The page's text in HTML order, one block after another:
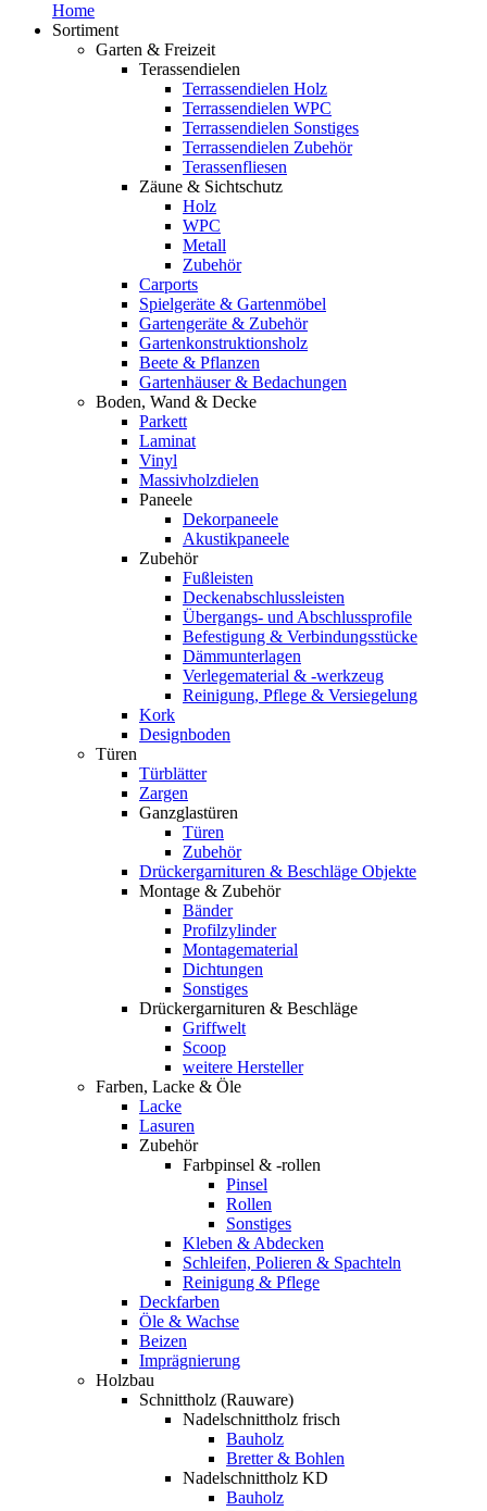
Home
Sortiment
Garten & Freizeit
Terassendielen
Terrassendielen Holz
Terrassendielen WPC
Terrassendielen Sonstiges
Terrassendielen Zubehör
Terassenfliesen
Zäune & Sichtschutz
Holz
WPC
Metall
Zubehör
Carports
Spielgeräte & Gartenmöbel
Gartengeräte & Zubehör
Gartenkonstruktionsholz
Beete & Pflanzen
Gartenhäuser & Bedachungen
Boden, Wand & Decke
Parkett
Laminat
Vinyl
Massivholzdielen
Paneele
Dekorpaneele
Akustikpaneele
Zubehör
Fußleisten
Deckenabschlussleisten
Übergangs- und Abschlussprofile
Befestigung & Verbindungsstücke
Dämmunterlagen
Verlegematerial & -werkzeug
Reinigung, Pflege & Versiegelung
Kork
Designboden
Türen
Türblätter
Zargen
Ganzglastüren
Türen
Zubehör
Drückergarnituren & Beschläge Objekte
Montage & Zubehör
Bänder
Profilzylinder
Montagematerial
Dichtungen
Sonstiges
Drückergarnituren & Beschläge
Griffwelt
Scoop
weitere Hersteller
Farben, Lacke & Öle
Lacke
Lasuren
Zubehör
Farbpinsel & -rollen
Pinsel
Rollen
Sonstiges
Kleben & Abdecken
Schleifen, Polieren & Spachteln
Reinigung & Pflege
Deckfarben
Öle & Wachse
Beizen
Imprägnierung
Holzbau
Schnittholz (Rauware)
Nadelschnittholz frisch
Bauholz
Bretter & Bohlen
Nadelschnittholz KD
Bauholz